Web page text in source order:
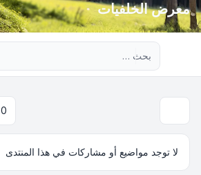
معرض الخلفيات
0 موضوع • صفحة
لا توجد مواضيع أو مشاركات في هذا المنتدى